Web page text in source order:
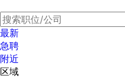
最新
急聘
附近
区域